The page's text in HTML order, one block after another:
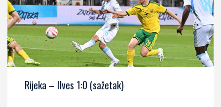
Rijeka – Ilves 1:0 (sažetak)